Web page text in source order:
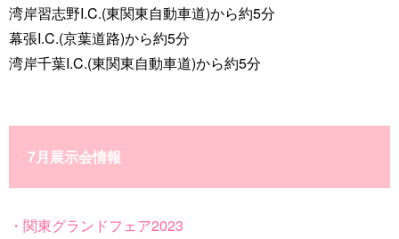
湾岸習志野I.C.(東関東自動車道)から約5分
幕張I.C.(京葉道路)から約5分
湾岸千葉I.C.(東関東自動車道)から約5分
7月展示会情報
・関東グランドフェア2023